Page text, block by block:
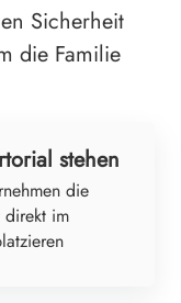
Sicherheit
die Familie
stehen
die
im